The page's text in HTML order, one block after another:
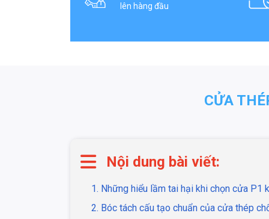
lên hàng đầu
CỬA
Nội dung bài viết:
1. Những hiểu lầm tai hại khi chọn cửa P1
2. Bóc tách cấu tạo chuẩn của cửa thép